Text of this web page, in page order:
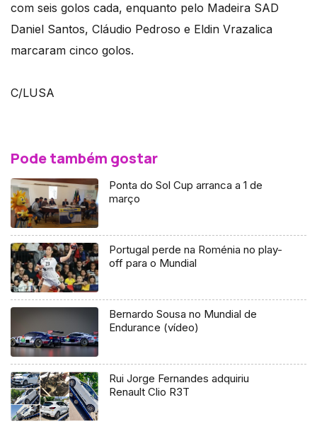
com seis golos cada, enquanto pelo Madeira SAD
Daniel Santos, Cláudio Pedroso e Eldin Vrazalica
marcaram cinco golos.
C/LUSA
Pode também gostar
Ponta do Sol Cup arranca a 1 de
março
Portugal perde na Roménia no play-
off para o Mundial
Bernardo Sousa no Mundial de
Endurance (vídeo)
Rui Jorge Fernandes adquiriu
Renault Clio R3T